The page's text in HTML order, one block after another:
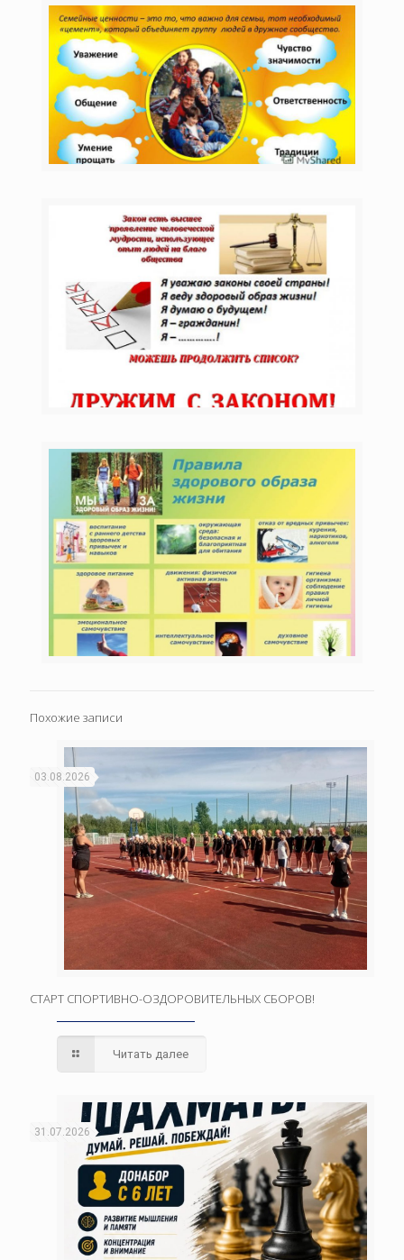
Похожие записи
03.08.2026
СТАРТ СПОРТИВНО-ОЗДОРОВИТЕЛЬНЫХ СБОРОВ!
Читать далее
31.07.2026